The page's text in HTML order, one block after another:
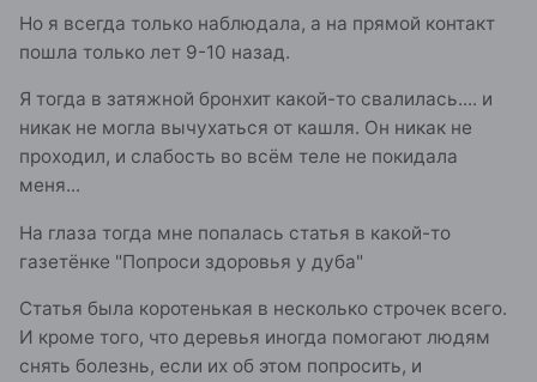
Но я всегда только наблюдала, а на прямой контакт
пошла только лет 9-10 назад.
Я тогда в затяжной бронхит какой-то свалилась.... и
никак не могла вычухаться от кашля. Он никак не
проходил, и слабость во всём теле не покидала
меня...
На глаза тогда мне попалась статья в какой-то
газетёнке "Попроси здоровья у дуба"
Статья была коротенькая в несколько строчек всего.
И кроме того, что деревья иногда помогают людям
снять болезнь, если их об этом попросить, и